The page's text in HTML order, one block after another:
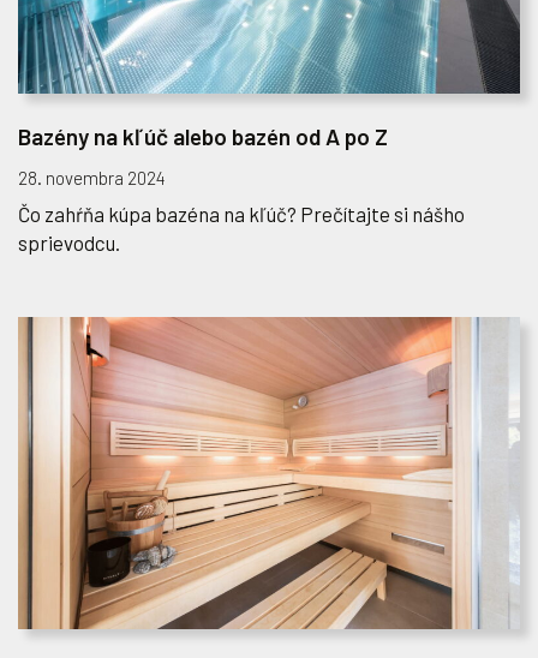
Bazény na kľúč alebo bazén od A po Z
28. novembra 2024
Čo zahŕňa kúpa bazéna na kľúč? Prečítajte si nášho
sprievodcu.